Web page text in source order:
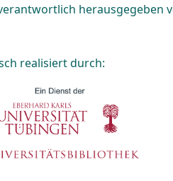
herausgegeben
realisiert durch: